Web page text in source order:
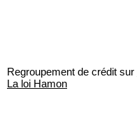
Regroupement de crédit sur
La loi Hamon